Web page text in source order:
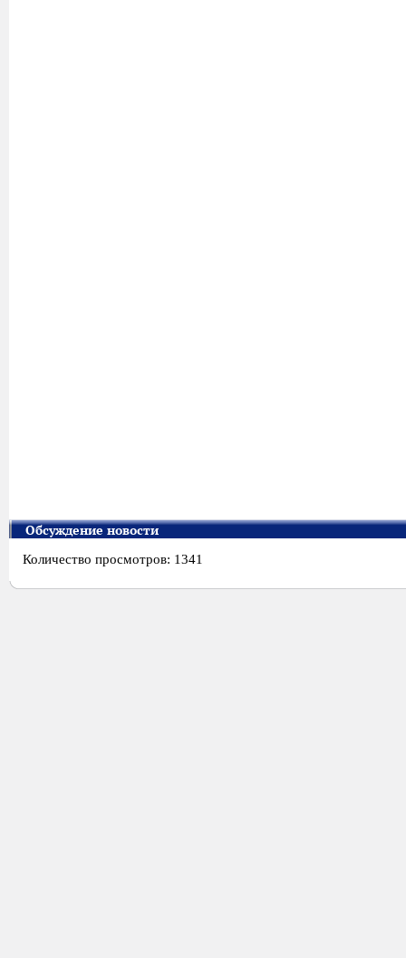
Обсуждение новости
Количество просмотров: 1341